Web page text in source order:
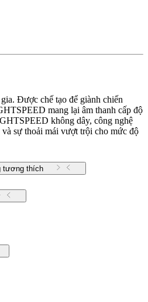
Được chế tạo để giành chiến
mang lại âm thanh cấp độ
không dây, công nghệ
sự thoải mái vượt trội cho mức độ
tương thích